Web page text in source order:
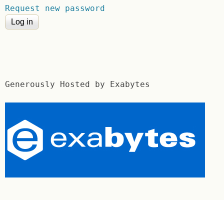
Request new password
Generously Hosted by Exabytes